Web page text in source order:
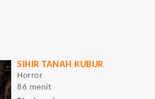
SIHIR TANAH KUBUR
Horror
86 menit